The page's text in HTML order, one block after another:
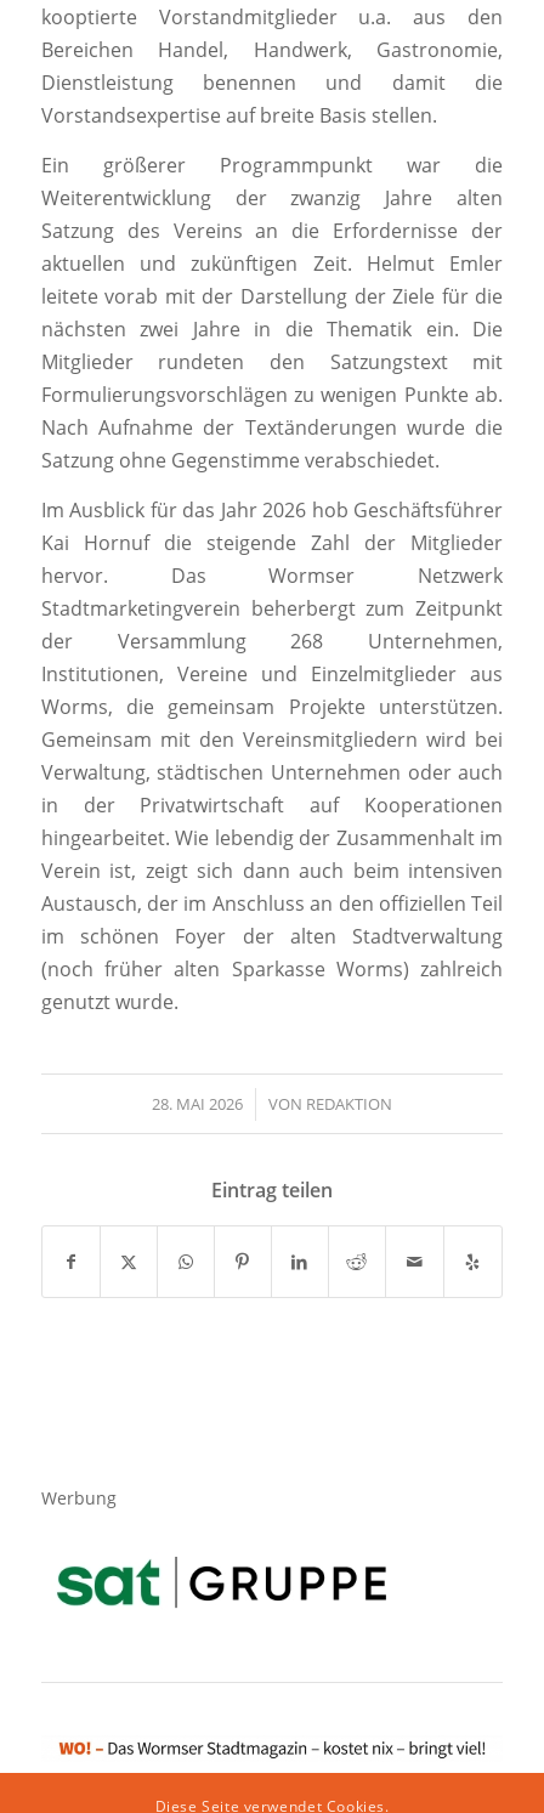
kooptierte Vorstandmitglieder u.a. aus den
Bereichen Handel, Handwerk, Gastronomie,
Dienstleistung benennen und damit die
Vorstandsexpertise auf breite Basis stellen.
Ein größerer Programmpunkt war die
Weiterentwicklung der zwanzig Jahre alten
Satzung des Vereins an die Erfordernisse der
aktuellen und zukünftigen Zeit. Helmut Emler
leitete vorab mit der Darstellung der Ziele für die
nächsten zwei Jahre in die Thematik ein. Die
Mitglieder rundeten den Satzungstext mit
Formulierungsvorschlägen zu wenigen Punkte ab.
Nach Aufnahme der Textänderungen wurde die
Satzung ohne Gegenstimme verabschiedet.
Im Ausblick für das Jahr 2026 hob Geschäftsführer
Kai Hornuf die steigende Zahl der Mitglieder
hervor. Das Wormser Netzwerk
Stadtmarketingverein beherbergt zum Zeitpunkt
der Versammlung 268 Unternehmen,
Institutionen, Vereine und Einzelmitglieder aus
Worms, die gemeinsam Projekte unterstützen.
Gemeinsam mit den Vereinsmitgliedern wird bei
Verwaltung, städtischen Unternehmen oder auch
in der Privatwirtschaft auf Kooperationen
hingearbeitet. Wie lebendig der Zusammenhalt im
Verein ist, zeigt sich dann auch beim intensiven
Austausch, der im Anschluss an den offiziellen Teil
im schönen Foyer der alten Stadtverwaltung
(noch früher alten Sparkasse Worms) zahlreich
genutzt wurde.
28. MAI 2026
/ VON REDAKTION
Eintrag teilen
Werbung
Diese Seite verwendet Cookies.